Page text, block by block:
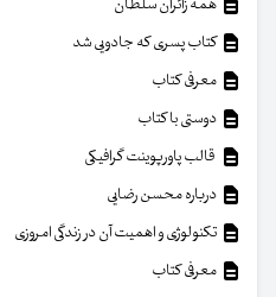
همه زائران سلطان
کتاب پسری که جادویی شد
معرفی کتاب
دوستی با کتاب
قالب پاورپوینت گرافیکی
درباره محسن رضایی
تکنولوژی و اهمیت آن در زندگی امروزی
معرفی کتاب